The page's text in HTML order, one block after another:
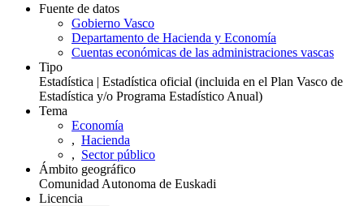
Fuente de datos
Gobierno Vasco
Departamento de Hacienda y Economía
Cuentas económicas de las administraciones vascas
Tipo
Estadística | Estadística oficial (incluida en el Plan Vasco de
Estadística y/o Programa Estadístico Anual)
Tema
Economía
, Hacienda
, Sector público
Ámbito geográfico
Comunidad Autonoma de Euskadi
Licencia